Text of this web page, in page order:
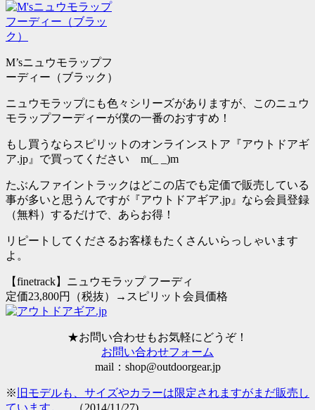
M’sニュウモラップフ
ーディー（ブラック）
ニュウモラップにも色々シリーズがありますが、このニュウ
モラップフーディーが僕の一番のおすすめ！
もし買うならスピリットのオンラインストア『アウトドアギ
ア.jp』で買ってください m(_ _)m
たぶんファイントラックはどこの店でも定価で販売している
事が多いと思うんですが 『アウトドアギア.jp』なら会員登録
（無料）するだけで、あらお得！
リピートしてくださるお客様もたくさんいらっしゃいます
よ。
【finetrack】ニュウモラップ フーディ
定価23,800円（税抜）→ スピリット会員価格
★お問い合わせもお気軽にどうぞ！
お問い合わせフォーム
mail：shop@outdoorgear.jp
※ 旧モデルも、サイズやカラーは限定されますがまだ販売し
ています。
（2014/11/27)